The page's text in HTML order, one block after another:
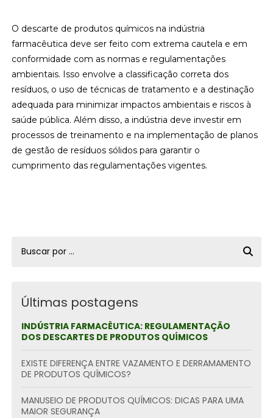
O descarte de produtos químicos na indústria
farmacêutica deve ser feito com extrema cautela e em
conformidade com as normas e regulamentações
ambientais. Isso envolve a classificação correta dos
resíduos, o uso de técnicas de tratamento e a destinação
adequada para minimizar impactos ambientais e riscos à
saúde pública. Além disso, a indústria deve investir em
processos de treinamento e na implementação de planos
de gestão de resíduos sólidos para garantir o
cumprimento das regulamentações vigentes.
Últimas postagens
INDÚSTRIA FARMACÊUTICA: REGULAMENTAÇÃO
DOS DESCARTES DE PRODUTOS QUÍMICOS
EXISTE DIFERENÇA ENTRE VAZAMENTO E DERRAMAMENTO
DE PRODUTOS QUÍMICOS?
MANUSEIO DE PRODUTOS QUÍMICOS: DICAS PARA UMA
MAIOR SEGURANÇA